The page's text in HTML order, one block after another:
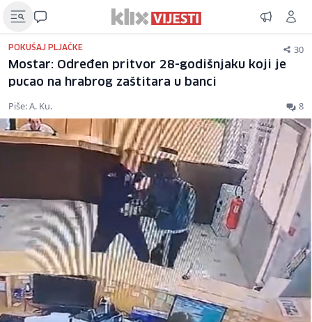
POKUŠAJ PLJAČKE 30
Mostar: Određen pritvor 28-godišnjaku koji je
pucao na hrabrog zaštitara u banci
Piše: A. Ku. 8